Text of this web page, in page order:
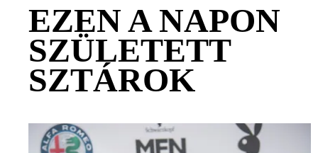
EZEN A NAPON
SZÜLETETT
SZTÁROK